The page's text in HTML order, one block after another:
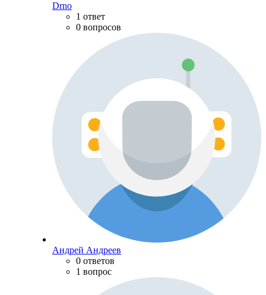
Drno
1 ответ
0 вопросов
Андрей Андреев
0 ответов
1 вопрос